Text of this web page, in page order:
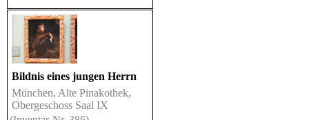
Bildnis eines jungen Herrn
München, Alte Pinakothek,
Obergeschoss Saal IX